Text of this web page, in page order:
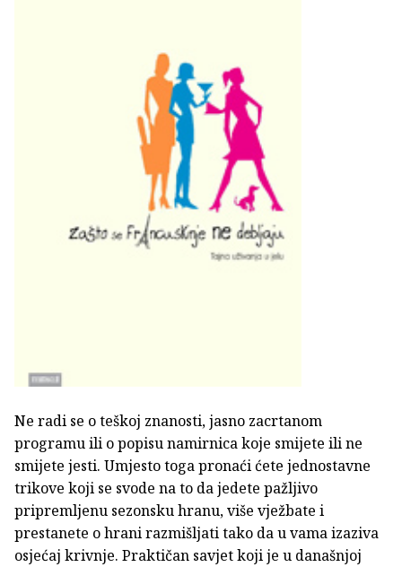
Ne radi se o teškoj znanosti, jasno zacrtanom
programu ili o popisu namirnica koje smijete ili ne
smijete jesti. Umjesto toga pronaći ćete jednostavne
trikove koji se svode na to da jedete pažljivo
pripremljenu sezonsku hranu, više vježbate i
prestanete o hrani razmišljati tako da u vama izaziva
osjećaj krivnje. Praktičan savjet koji je u današnjoj